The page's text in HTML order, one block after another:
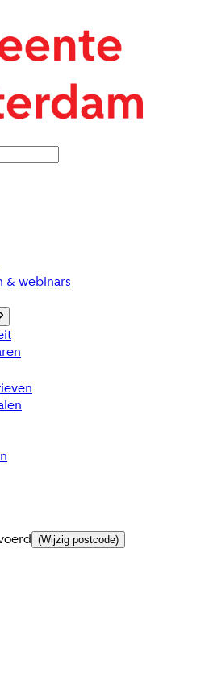
& webinars
(Wijzig postcode)